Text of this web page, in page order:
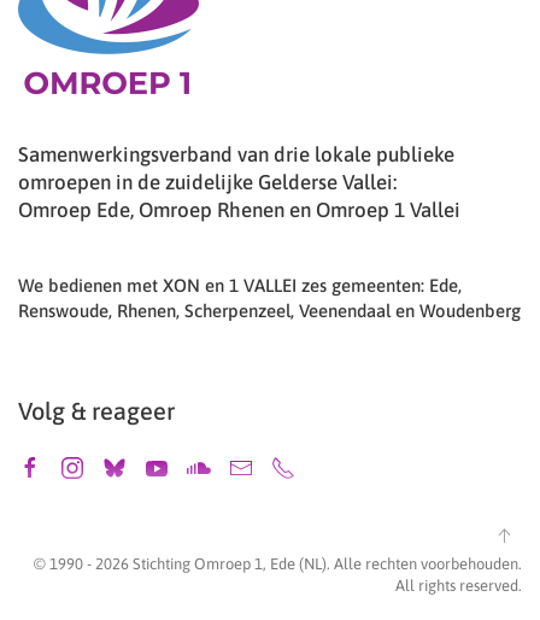
Samenwerkingsverband van drie lokale publieke
omroepen in de zuidelijke Gelderse Vallei:
Omroep Ede, Omroep Rhenen en Omroep 1 Vallei
We bedienen met XON en 1 VALLEI zes gemeenten: Ede,
Renswoude, Rhenen, Scherpenzeel, Veenendaal en Woudenberg
Volg & reageer
© 1990 - 2026 Stichting Omroep 1, Ede (NL). Alle rechten voorbehouden.
All rights reserved.